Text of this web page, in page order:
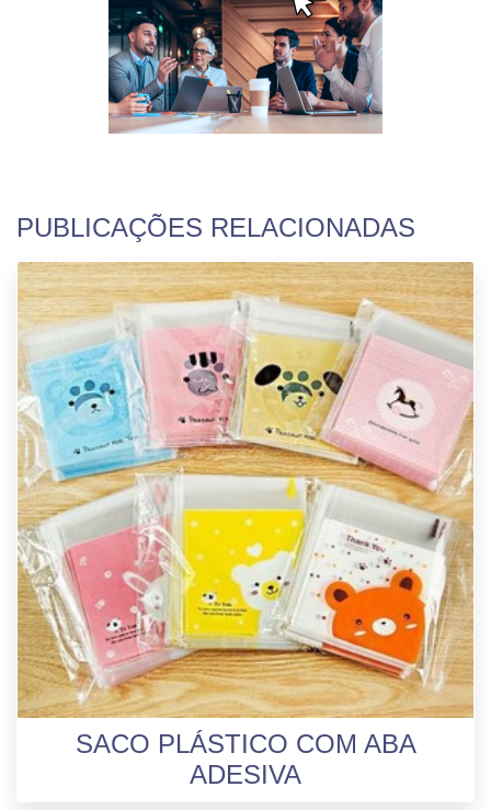
PUBLICAÇÕES RELACIONADAS
SACO PLÁSTICO COM ABA
ADESIVA